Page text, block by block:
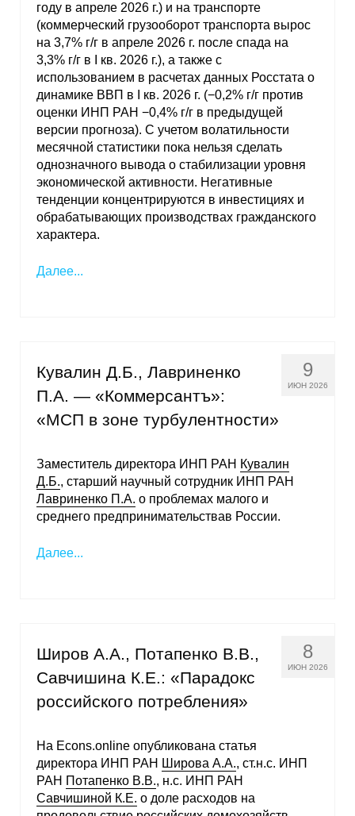
Inforum
Ученый совет
Материалы
О совете
Регулярные прогнозы
Квартальный прогноз
Центр «Климатическая политика и
экономика России»
Кафедра МФТИ
Кафедра МАДИ
Обучение
Диссертационный совет
О совете
году в апреле 2026 г.) и на транспорте
(коммерческий грузооборот транспорта вырос
на 3,7% г/г в апреле 2026 г. после спада на
3,3% г/г в I кв. 2026 г.), а также с
использованием в расчетах данных Росстата о
динамике ВВП в I кв. 2026 г. (−0,2% г/г против
оценки ИНП РАН −0,4% г/г в предыдущей
версии прогноза). С учетом волатильности
месячной статистики пока нельзя сделать
однозначного вывода о стабилизации уровня
экономической активности. Негативные
тенденции концентрируются в инвестициях и
обрабатывающих производствах гражданского
характера.
Далее...
9
ИЮН 2026
Кувалин Д.Б., Лавриненко
П.А. — «Коммерсантъ»:
«МСП в зоне турбулентности»
Заместитель директора ИНП РАН Кувалин
Д.Б., старший научный сотрудник ИНП РАН
Лавриненко П.А. о проблемах малого и
среднего предпринимательствав России.
Далее...
8
ИЮН 2026
Широв А.А., Потапенко В.В.,
Савчишина К.Е.: «Парадокс
российского потребления»
На Econs.online опубликована статья
директора ИНП РАН Широва А.А., ст.н.с. ИНП
РАН Потапенко В.В., н.с. ИНП РАН
Савчишиной К.Е. о доле расходов на